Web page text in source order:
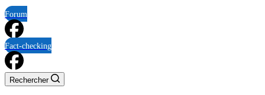
Forum
Fact-checking
Rechercher